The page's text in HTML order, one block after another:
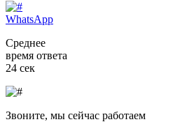
WhatsApp
Среднее
время ответа
24 сек
Звоните, мы сейчас работаем